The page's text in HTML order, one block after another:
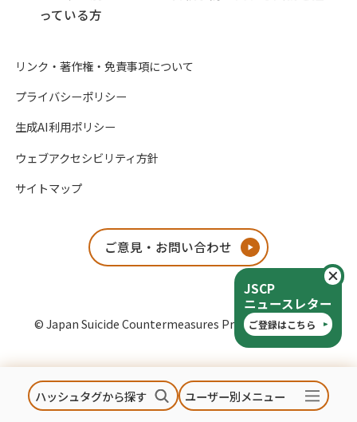
ハッシュタグから探す ユーザー別メニュー
JSCP
ニュースレター
ご登録はこちら
っている方
リンク・著作権・免責事項について
プライバシーポリシー
生成AI利用ポリシー
ウェブアクセシビリティ方針
サイトマップ
ご意見・お問い合わせ
© Japan Suicide Countermeasures Promotion Center